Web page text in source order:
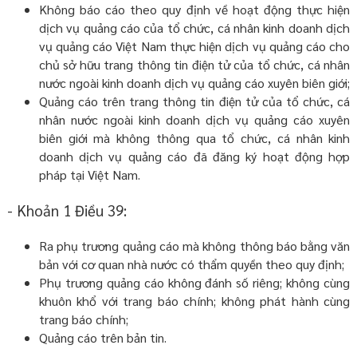
Không báo cáo theo quy định về hoạt động thực hiện
dịch vụ quảng cáo của tổ chức, cá nhân kinh doanh dịch
vụ quảng cáo Việt Nam thực hiện dịch vụ quảng cáo cho
chủ sở hữu trang thông tin điện tử của tổ chức, cá nhân
nước ngoài kinh doanh dịch vụ quảng cáo xuyên biên giới;
Quảng cáo trên trang thông tin điện tử của tổ chức, cá
nhân nước ngoài kinh doanh dịch vụ quảng cáo xuyên
biên giới mà không thông qua tổ chức, cá nhân kinh
doanh dịch vụ quảng cáo đã đăng ký hoạt động hợp
pháp tại Việt Nam.
- Khoản 1 Điều 39:
Ra phụ trương quảng cáo mà không thông báo bằng văn
bản với cơ quan nhà nước có thẩm quyền theo quy định;
Phụ trương quảng cáo không đánh số riêng; không cùng
khuôn khổ với trang báo chính; không phát hành cùng
trang báo chính;
Quảng cáo trên bản tin.